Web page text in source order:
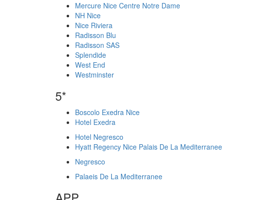
Mercure Nice Centre Notre Dame
NH Nice
Nice Riviera
Radisson Blu
Radisson SAS
Splendide
West End
Westminster
5*
Boscolo Exedra Nice
Hotel Exedra
Hotel Negresco
Hyatt Regency Nice Palais De La Mediterranee
Negresco
Palaeis De La Mediterranee